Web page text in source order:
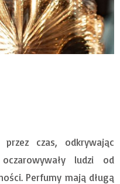
czas, odkrywając
ludzi od
Perfumy mają długą